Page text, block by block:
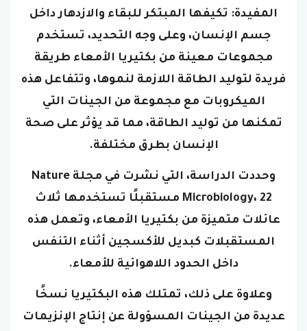
المفيدة: تكيفها المبتكر للبقاء والازدهار داخل
جسم الإنسان، وعلى وجه التحديد، تستخدم
مجموعات معينة من بكتيريا الأمعاء طريقة
فريدة لتوليد الطاقة اللازمة لنموها، وتتفاعل هذه
الميكروبات مع مجموعة من الجينات التي
تمكنها من توليد الطاقة، مما قد يؤثر على صحة
الإنسان بطرق مختلفة.
وحددت الدراسة، التي نشرت في مجلة Nature
Microbiology، 22 مستقبلًا تستخدمها ثلاث
عائلات متميزة من بكتيريا الأمعاء، وتعمل هذه
المستقبلات كبديل للأكسجين أثناء التنفس
داخل الحدود اللاهوائية للأمعاء.
وعلاوة على ذلك، تمتلك هذه البكتيريا نسخًا
عديدة من الجينات المسؤولة عن إنتاج الإنزيمات